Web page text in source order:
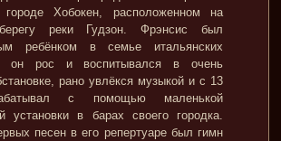
Хобокен, расположенном на
реки Гудзон. Фрэнсис был
ребёнком в семье итальянских
он рос и воспитывался в очень
рано увлёкся музыкой и с 13
с помощью маленькой
установки в барах своего городка.
песен в его репертуаре был гимн